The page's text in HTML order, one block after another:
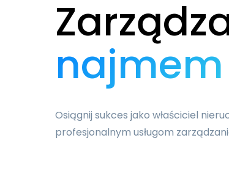
najmem
Osiągnij sukces jako właściciel
profesjonalnym usługom